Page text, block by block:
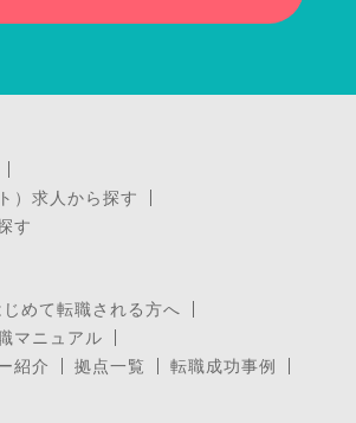
）求人から探す
す
じめて転職される方へ
マニュアル
紹介
拠点一覧
転職成功事例